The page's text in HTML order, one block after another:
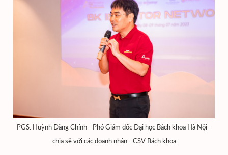
PGS. Huỳnh Đăng Chính - Phó Giám đốc Đại học Bách khoa Hà Nội -
chia sẻ với các doanh nhân - CSV Bách khoa